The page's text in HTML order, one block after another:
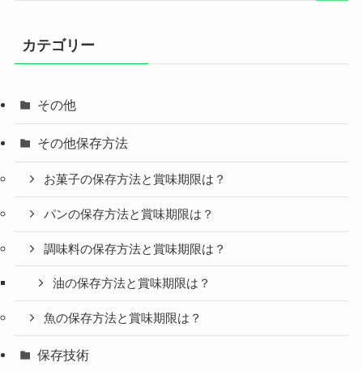
カテゴリー
その他
その他保存方法
お菓子の保存方法と賞味期限は？
パンの保存方法と賞味期限は？
調味料の保存方法と賞味期限は？
油の保存方法と賞味期限は？
魚の保存方法と賞味期限は？
保存技術